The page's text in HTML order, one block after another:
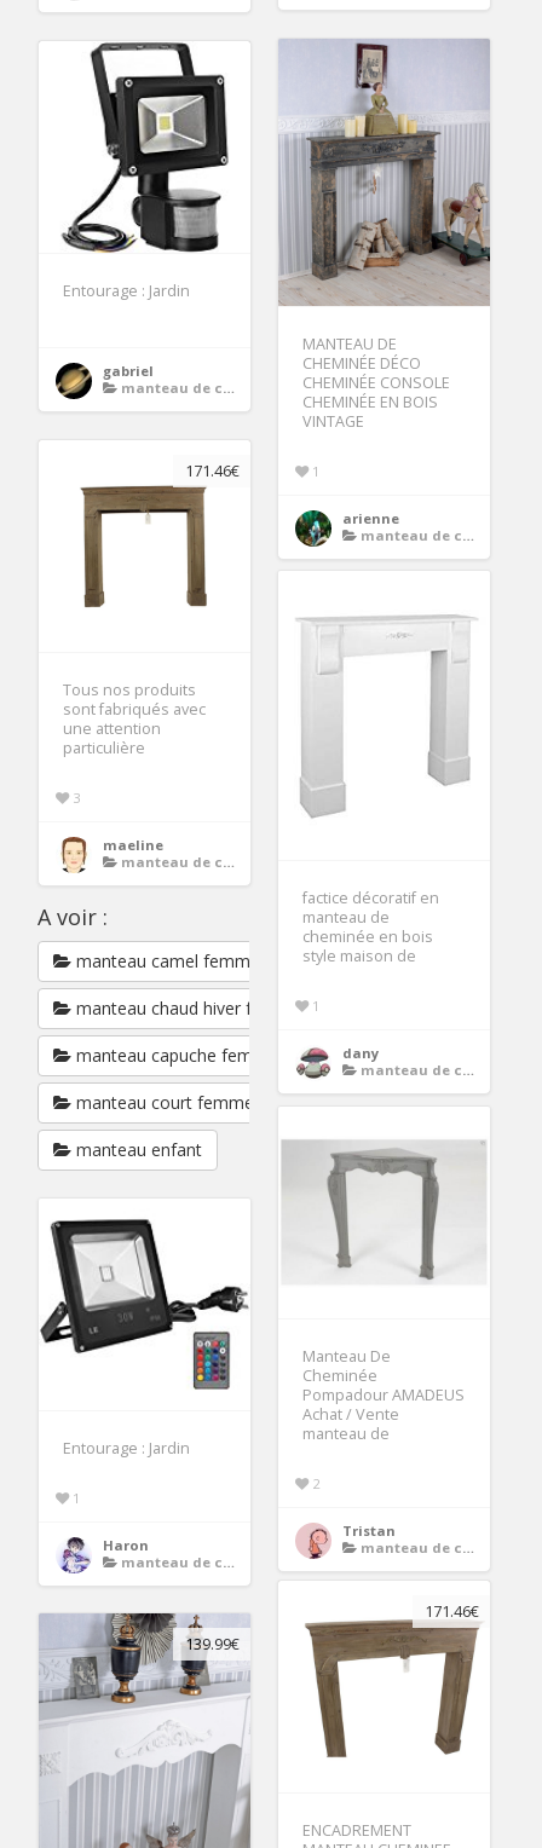
MANTEAU DE
CHEMINÉE DÉCO
CHEMINÉE CONSOLE
CHEMINÉE EN BOIS
VINTAGE
1
arienne
manteau de cheminee bois
Entourage : Jardin
gabriel
manteau de cheminee bois
171.46€
Tous nos produits
sont fabriqués avec
une attention
particulière
3
maeline
manteau de cheminee bois
factice décoratif en
manteau de
cheminée en bois
style maison de
1
dany
manteau de cheminee bois
A voir :
manteau camel femme
manteau chaud hiver femme
manteau capuche femme
manteau court femme
manteau enfant
Manteau De
Cheminée
Pompadour AMADEUS
Achat / Vente
manteau de
2
Tristan
manteau de cheminee bois
Entourage : Jardin
1
Haron
manteau de cheminee bois
171.46€
ENCADREMENT
139.99€